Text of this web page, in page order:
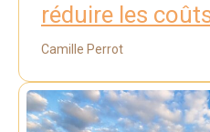
réduire les
Camille Perrot